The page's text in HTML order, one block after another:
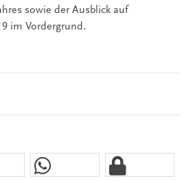
sowie der Ausblick auf
im Vordergrund.